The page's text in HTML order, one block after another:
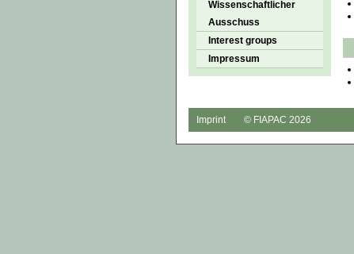
Wissenschaftlicher
Ausschuss
Interest groups
Impressum
Imprint © FIAPAC 2026